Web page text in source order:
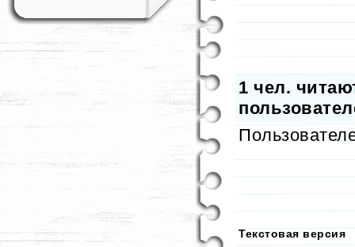
1 чел.
Текстовая версия